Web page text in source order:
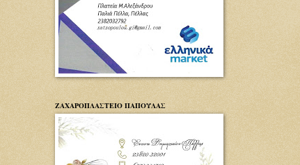
ΖΑΧΑΡΟΠΛΑΣΤΕΙΟ ΠΑΠΟΥΛΑΣ